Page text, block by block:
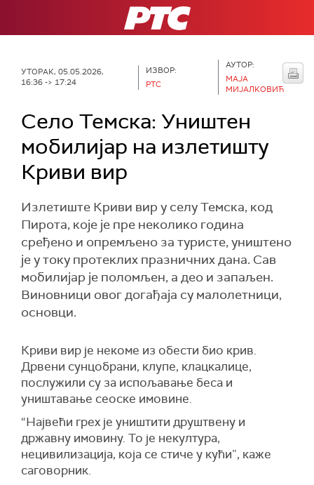
РТС
УТОРАК, 05.05.2026,
16:36 -> 17:24
ИЗВОР:
РТС
АУТОР:
МАЈА
МИЈАЛКОВИЋ
Село Темска: Уништен
мобилијар на излетишту
Криви вир
Излетиште Криви вир у селу Темска, код
Пирота, које је пре неколико година
сређено и опремљено за туристе, уништено
је у току протеклих празничних дана. Сав
мобилијар је поломљен, а део и запаљен.
Виновници овог догађаја су малолетници,
основци.
Криви вир је некоме из обести био крив.
Дрвени сунцобрани, клупе, клацкалице,
послужили су за испољавање беса и
уништавање сеоске имовине.
“Највећи грех је уништити друштвену и
државну имовину. То је некултура,
нецивилизација, која се стиче у кући”, каже
саговорник.